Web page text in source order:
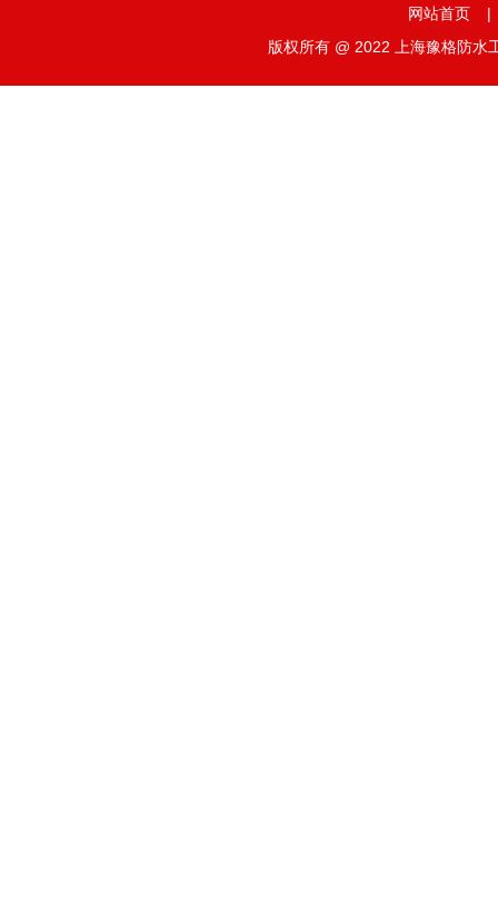
网站首页
|
版权所有 @ 2022 上海豫格防水